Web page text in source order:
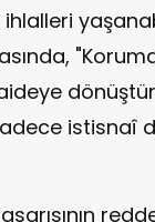
istisnaî